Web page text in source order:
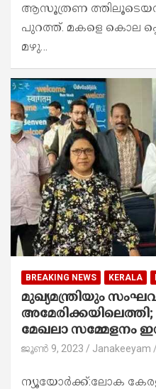
ആസൂത്രണ
പുറത്ത്. മകളെ കൊല
മഴു…
BREAKING NEWS KERALA
മുഖ്യമന്ത്രിയും
മേഖലാ സമ്മേളനം
ജൂൺ 9, 2023 Janakeeyam
ന്യൂയോര്‍ക്ക്:ലോക